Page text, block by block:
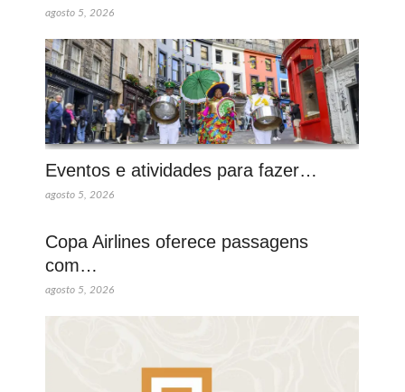
agosto 5, 2026
Eventos e atividades para fazer…
agosto 5, 2026
Copa Airlines oferece passagens
com…
agosto 5, 2026